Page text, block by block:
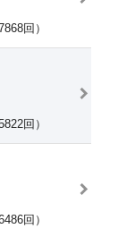
回）
回）
回）